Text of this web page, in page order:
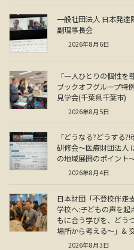
一般社団法人 日本発達
副理事長会
2026年8月6日
「一人ひとりの個性を
ブックオフグループ特
見学会(千葉県千葉市)
2026年8月5日
「どうなる?どうする
研修会～医療財団法人
の地域展開のポイント
2026年8月4日
日本財団「不登校伴走
学校へ:子どもの声を
もに合う学びを、どう
場所から考える～」&
2026年8月3日